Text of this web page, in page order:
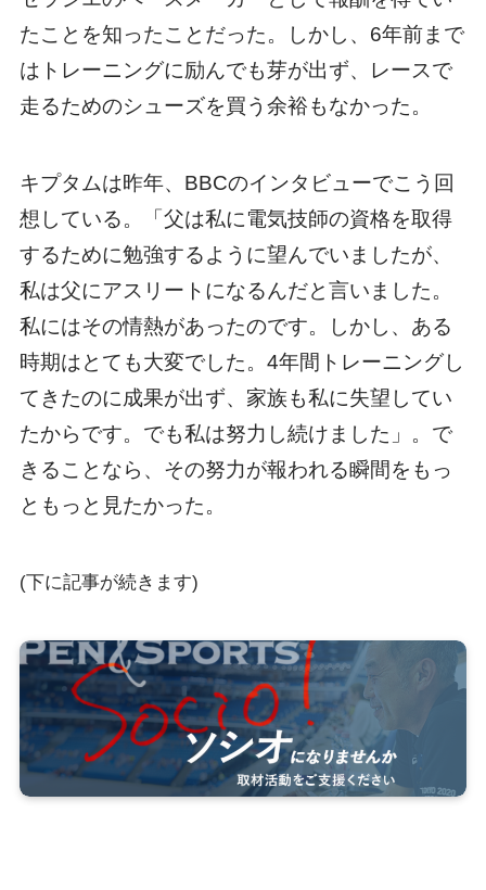
たことを知ったことだった。しかし、6年前まで
はトレーニングに励んでも芽が出ず、レースで
走るためのシューズを買う余裕もなかった。
キプタムは昨年、BBCのインタビューでこう回
想している。「父は私に電気技師の資格を取得
するために勉強するように望んでいましたが、
私は父にアスリートになるんだと言いました。
私にはその情熱があったのです。しかし、ある
時期はとても大変でした。4年間トレーニングし
てきたのに成果が出ず、家族も私に失望してい
たからです。でも私は努力し続けました」。で
きることなら、その努力が報われる瞬間をもっ
ともっと見たかった。
(下に記事が続きます)